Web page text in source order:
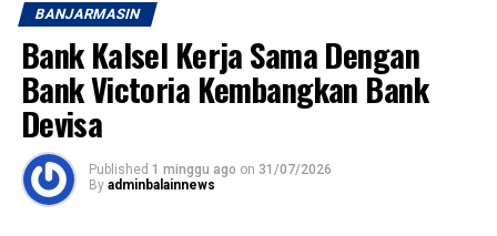
tersebar di Kalimantan Selatan.
Karena tanggal 1 dan 2 Agustus bertepatan dengan hari
Sabtu dan Minggu, saya baru bisa datang pada Senin
pagi ke Kantor Cabang Syariah Bank Kalsel Syariah di
Jalan S. Parman, Banjarmasin.
Sesampainya di sana, saya disambut dengan ramah oleh
BANJARMASIN
Bank Kalsel Kerja Sama Dengan
Bank Victoria Kembangkan Bank
Devisa
Published 1 minggu ago on 31/07/2026
By adminbalainnews